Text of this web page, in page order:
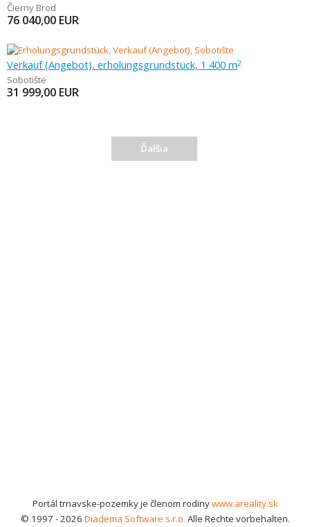
Čierny Brod
76 040,00 EUR
Verkauf (Angebot), erholungsgrundstück, 1 400 m2
Sobotište
31 999,00 EUR
Ďalšia
Portál trnavske-pozemky je členom rodinywww.areality.sk
© 1997 - 2026 Diadema Software s.r.o. Alle Rechte vorbehalten.